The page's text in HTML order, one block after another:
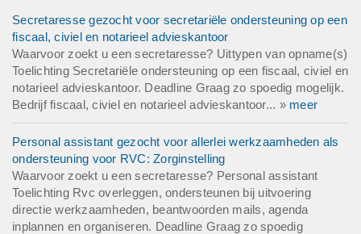
Secretaresse gezocht voor secretariële ondersteuning op een
fiscaal, civiel en notarieel advieskantoor
Waarvoor zoekt u een secretaresse? Uittypen van opname(s)
Toelichting Secretariële ondersteuning op een fiscaal, civiel en
notarieel advieskantoor. Deadline Graag zo spoedig mogelijk.
Bedrijf fiscaal, civiel en notarieel advieskantoor... » meer
Personal assistant gezocht voor allerlei werkzaamheden als
ondersteuning voor RVC: Zorginstelling
Waarvoor zoekt u een secretaresse? Personal assistant
Toelichting Rvc overleggen, ondersteunen bij uitvoering
directie werkzaamheden, beantwoorden mails, agenda
inplannen en organiseren. Deadline Graag zo spoedig